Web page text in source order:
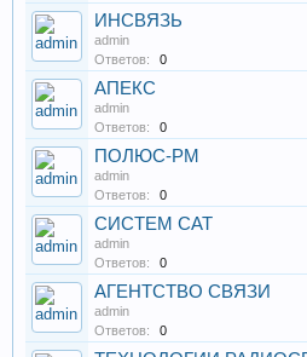
ИНСВЯЗЬ
admin
Ответов:
0
АПЕКС
admin
Ответов:
0
ПОЛЮС-РМ
admin
Ответов:
0
СИСТЕМ САТ
admin
Ответов:
0
АГЕНТСТВО СВЯЗИ
admin
Ответов:
0